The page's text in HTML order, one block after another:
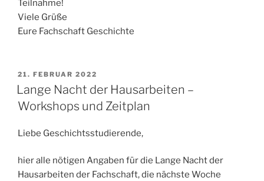
Teilnahme!
Viele Grüße
Eure Fachschaft Geschichte
VERÖFFENTLICHT
AM
21. FEBRUAR 2022
Lange Nacht der Hausarbeiten –
Workshops und Zeitplan
Liebe Geschichtsstudierende,
hier alle nötigen Angaben für die Lange Nacht der
Hausarbeiten der Fachschaft, die nächste Woche